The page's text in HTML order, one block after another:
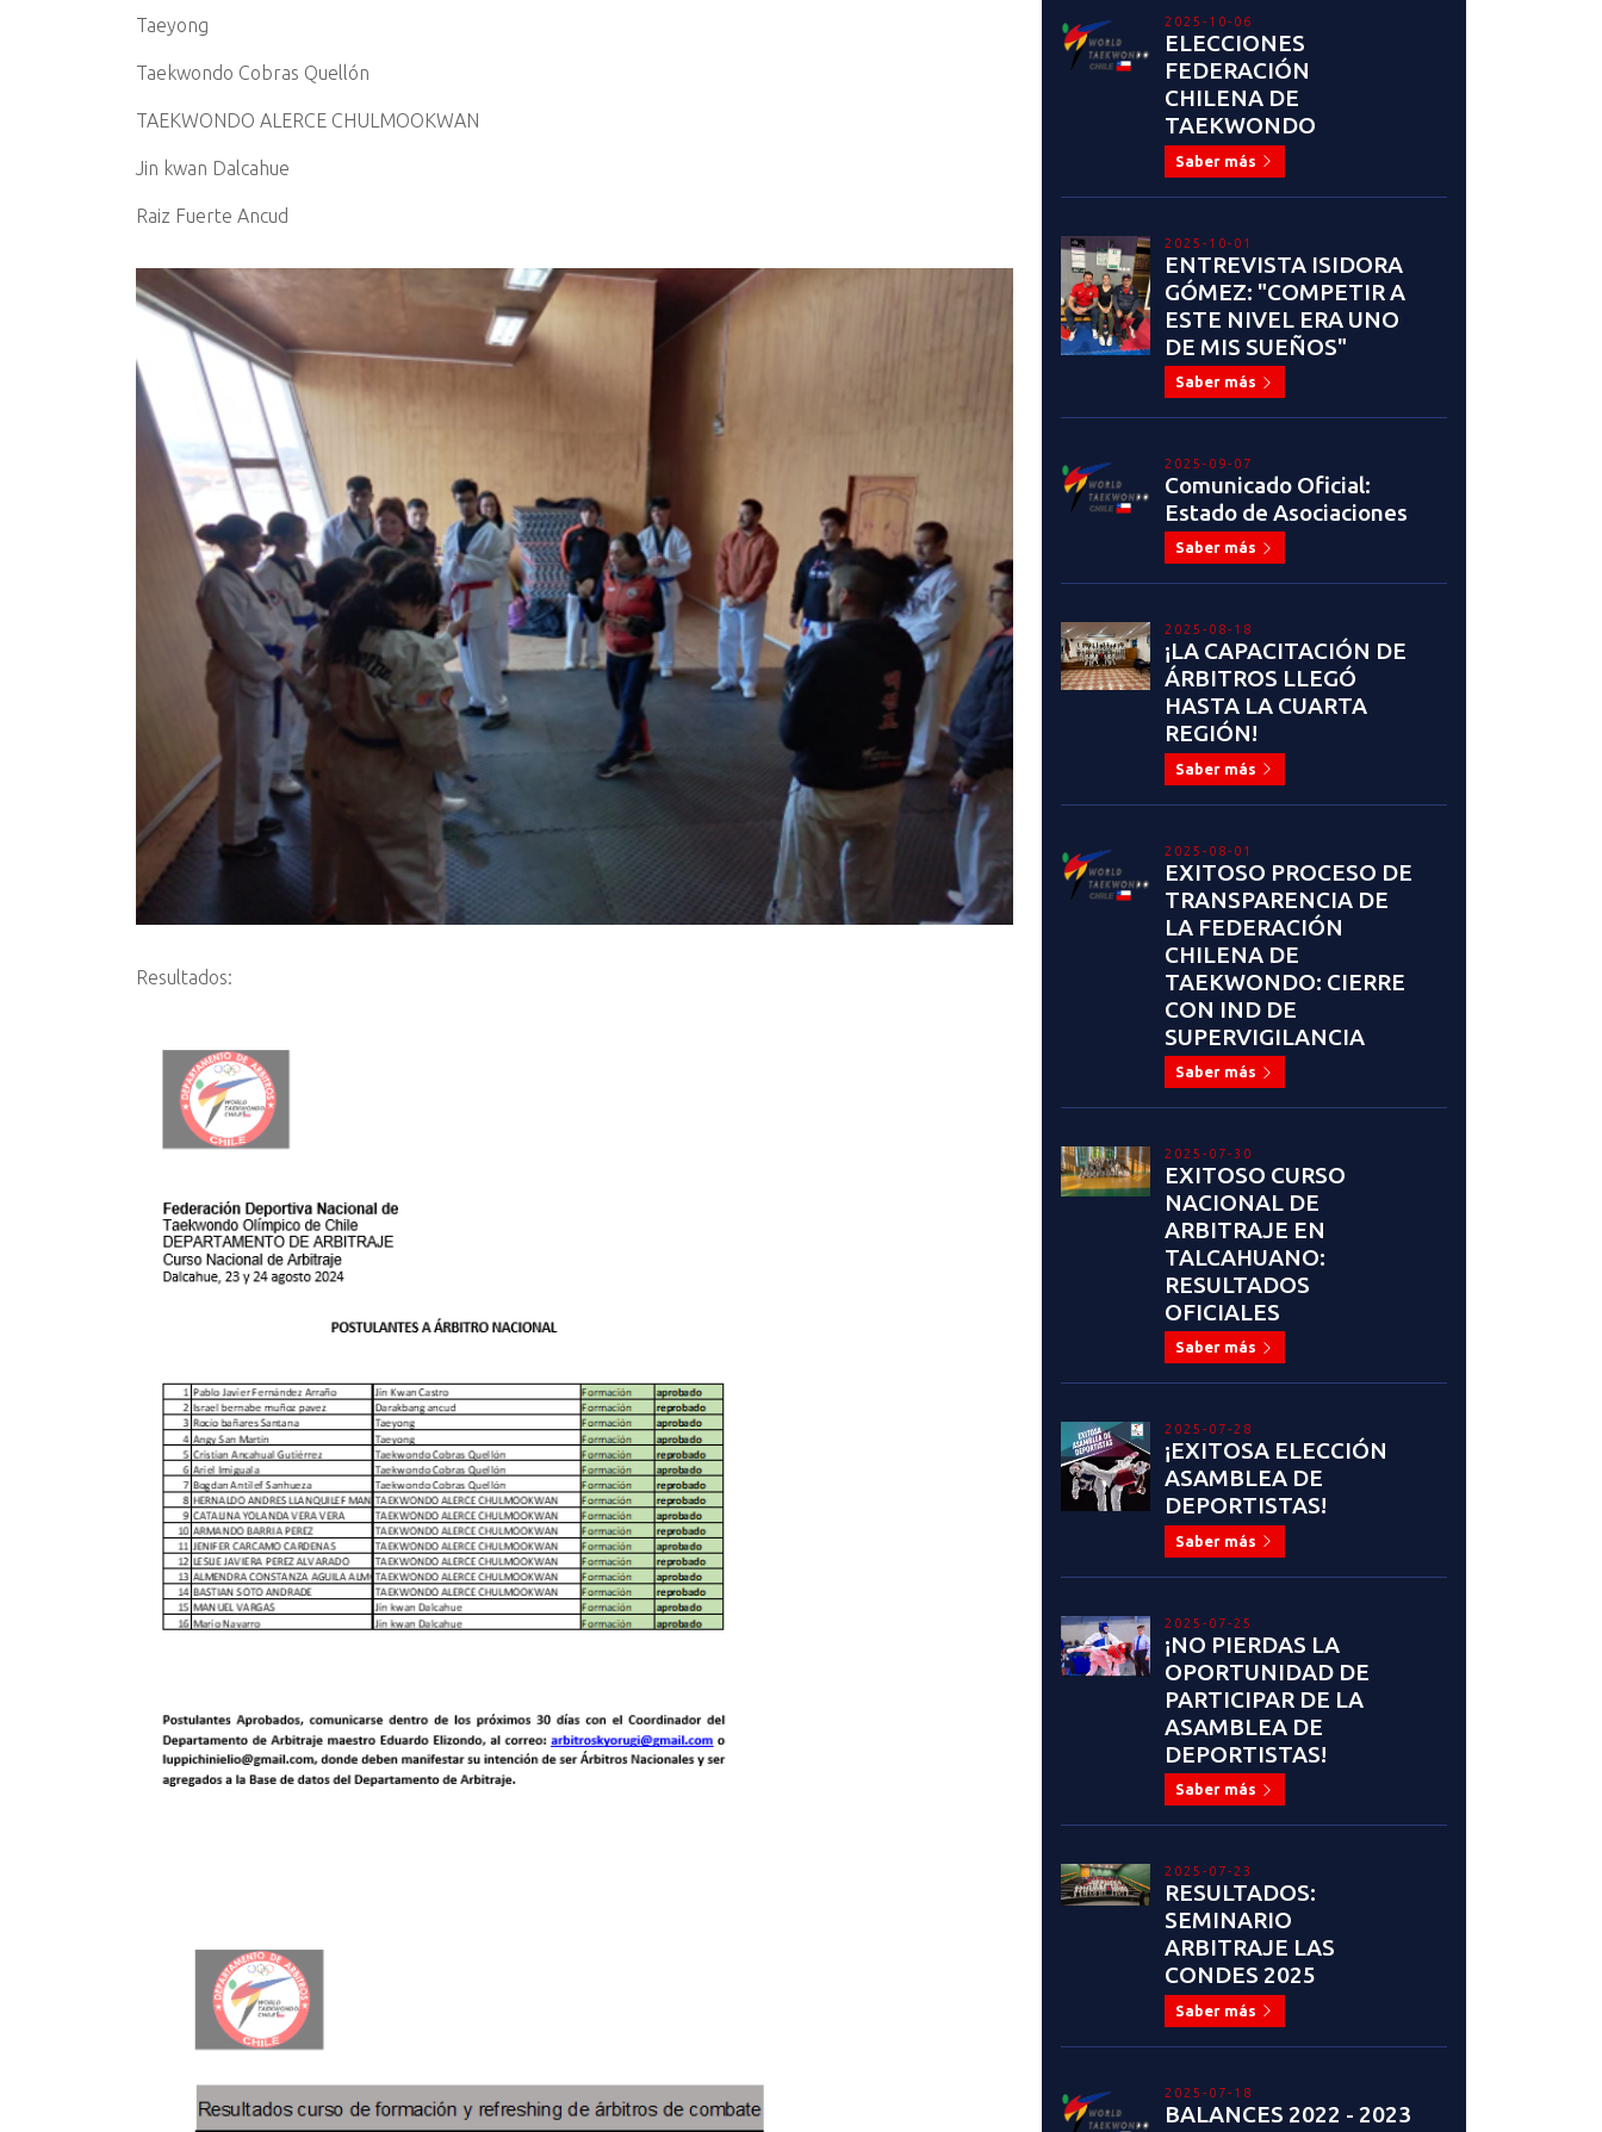
Taeyong
Taekwondo Cobras Quellón
TAEKWONDO ALERCE CHULMOOKWAN
Jin kwan Dalcahue
Raiz Fuerte Ancud
Resultados:
2025-10-06
ELECCIONES
FEDERACIÓN
CHILENA DE
TAEKWONDO
Saber más
2025-10-01
ENTREVISTA ISIDORA
GÓMEZ: "COMPETIR A
ESTE NIVEL ERA UNO
DE MIS SUEÑOS"
Saber más
2025-09-07
Comunicado Oficial:
Estado de Asociaciones
Saber más
2025-08-18
¡LA CAPACITACIÓN DE
ÁRBITROS LLEGÓ
HASTA LA CUARTA
REGIÓN!
Saber más
2025-08-01
EXITOSO PROCESO DE
TRANSPARENCIA DE
LA FEDERACIÓN
CHILENA DE
TAEKWONDO: CIERRE
CON IND DE
SUPERVIGILANCIA
Saber más
2025-07-30
EXITOSO CURSO
NACIONAL DE
ARBITRAJE EN
TALCAHUANO:
RESULTADOS
OFICIALES
Saber más
2025-07-28
¡EXITOSA ELECCIÓN
ASAMBLEA DE
DEPORTISTAS!
Saber más
2025-07-25
¡NO PIERDAS LA
OPORTUNIDAD DE
PARTICIPAR DE LA
ASAMBLEA DE
DEPORTISTAS!
Saber más
2025-07-23
RESULTADOS:
SEMINARIO
ARBITRAJE LAS
CONDES 2025
Saber más
2025-07-18
BALANCES 2022 - 2023